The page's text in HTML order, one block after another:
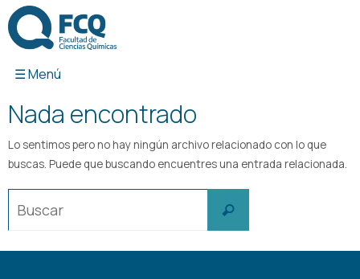
contenido
Nada encontrado
Lo sentimos pero no hay ningún archivo relacionado con lo que
buscas. Puede que buscando encuentres una entrada relacionada.
Buscar